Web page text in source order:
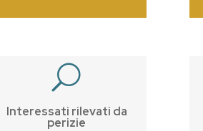
U
Interessati rilevati da
perizie